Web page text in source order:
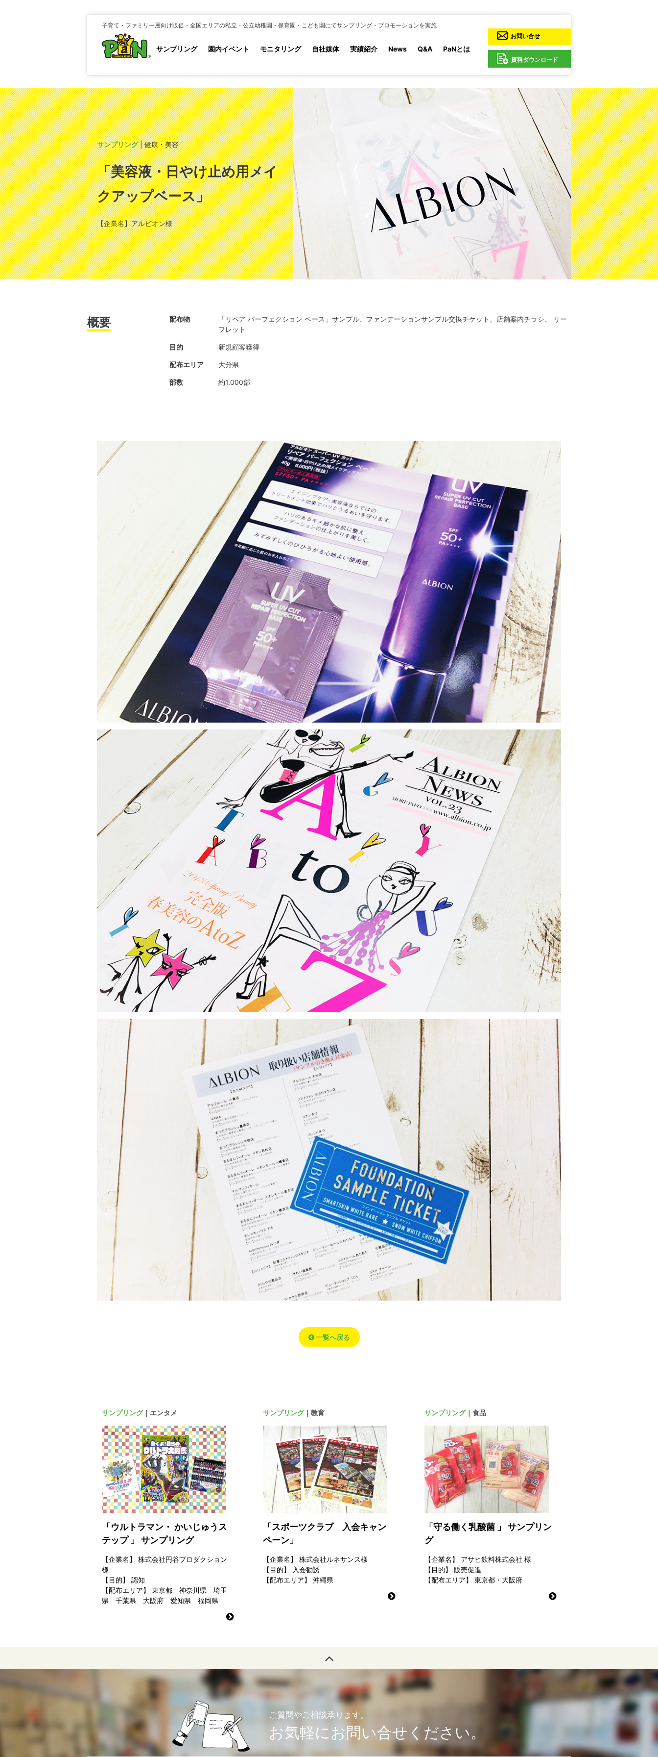
子育て・ファミリー層向け販促・全国エリアの私立・公立幼稚園・保育園・こども園にてサンプリング・プロモーションを実施
サンプリング 園内イベント モニタリング 自社媒体 実績紹介 News Q&A PaNとは
お問い合せ
資料ダウンロード
サンプリング | 健康・美容
「美容液・日やけ止め用メイ
クアップベース」
【企業名】アルビオン様
概要 配布物
「リペア パーフェクション ベース」サンプル、ファンデーションサンプル交換チケット、店舗案内チラシ、 リー
フレット
目的 新規顧客獲得
配布エリア 大分県
部数 約1,000部
一覧へ戻る
サンプリング｜エンタメ
「ウルトラマン・ かいじゅうス
テップ 」 サンプリング
【企業名】
株式会社円谷プロダクション
様
【目的】
認知
【配布エリア】
東京都 神奈川県 埼玉
県 千葉県 大阪府 愛知県 福岡県
サンプリング｜教育
「スポーツクラブ 入会キャン
ペーン」
【企業名】
株式会社ルネサンス様
【目的】
入会勧誘
【配布エリア】
沖縄県
サンプリング｜食品
「守る働く乳酸菌 」 サンプリン
グ
【企業名】
アサヒ飲料株式会社 様
【目的】
販売促進
【配布エリア】
東京都・大阪府
ご質問やご相談承ります。
お気軽にお問い合せください。